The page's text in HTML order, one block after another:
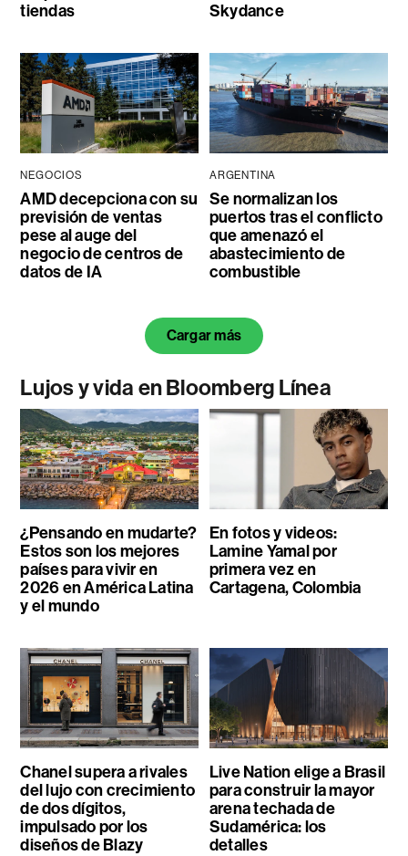
tiendas
Skydance
NEGOCIOS
AMD decepciona con su
previsión de ventas
pese al auge del
negocio de centros de
datos de IA
ARGENTINA
Se normalizan los
puertos tras el conflicto
que amenazó el
abastecimiento de
combustible
Cargar más
Lujos y vida en Bloomberg Línea
¿Pensando en mudarte?
Estos son los mejores
países para vivir en
2026 en América Latina
y el mundo
En fotos y videos:
Lamine Yamal por
primera vez en
Cartagena, Colombia
Chanel supera a rivales
del lujo con crecimiento
de dos dígitos,
impulsado por los
diseños de Blazy
Live Nation elige a Brasil
para construir la mayor
arena techada de
Sudamérica: los
detalles